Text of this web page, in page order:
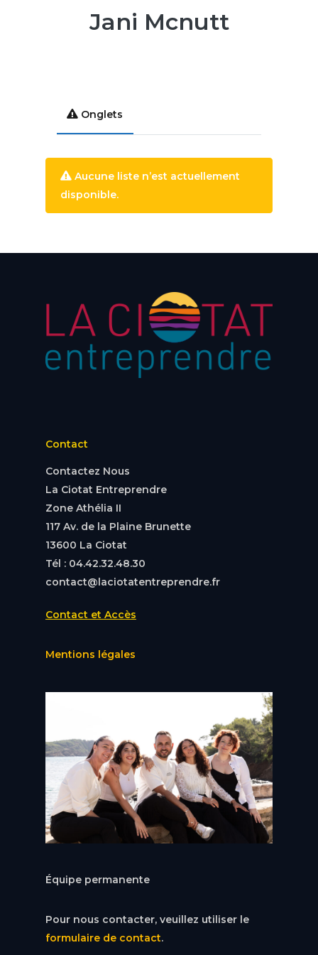
Jani Mcnutt
Onglets
Aucune liste n’est actuellement
disponible.
Contact
Contactez Nous
La Ciotat Entreprendre
Zone Athélia II
117 Av. de la Plaine Brunette
13600 La Ciotat
Tél : 04.42.32.48.30
contact@laciotatentreprendre.fr
Contact et Accès
Mentions légales
Équipe permanente
Pour nous contacter, veuillez utiliser le
formulaire de contact.